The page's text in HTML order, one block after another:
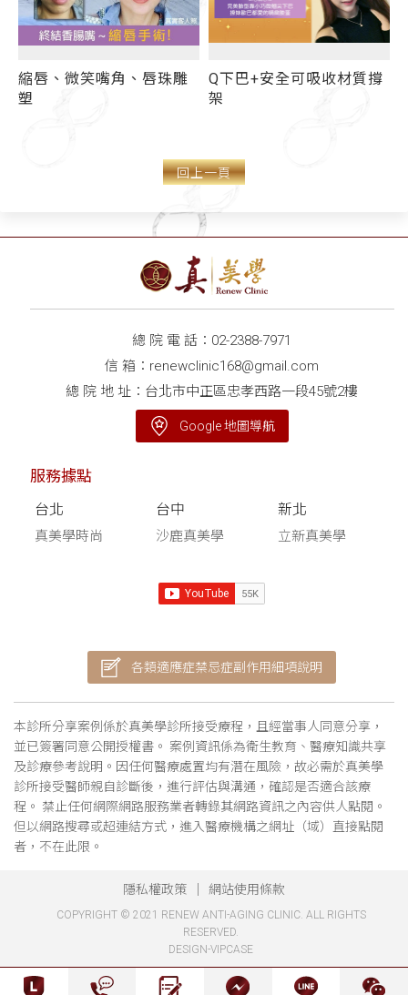
Q下巴+安全可吸收材質撐
架
玻尿酸補全臉飄塑膠
味？ 舒顏萃聚左旋乳酸
注射適用部位懶人包
回上一頁
總 院 電 話： 02-2388-7971
信 箱： renewclinic168@gmail.com
總 院 地 址：台北市中正區忠孝西路一段45號2樓
Google 地圖導航
服務據點
台北
真美學時尚
台中
沙鹿真美學
新北
立新真美學
各類適應症禁忌症副作用細項說明
本診所分享案例係於真美學診所接受療程，且經當事人同意分享，
並已簽署同意公開授權書。 案例資訊係為衛生教育、醫療知識共享
及診療參考說明。因任何醫療處置均有潛在風險，故必需於真美學
診所接受醫師親自診斷後，進行評估與溝通，確認是否適合該療
程。 禁止任何網際網路服務業者轉錄其網路資訊之內容供人點閱。
但以網路搜尋或超連結方式，進入醫療機構之網址（域）直接點閱
者，不在此限。
隱私權政策 網站使用條款
COPYRIGHT © 2021 RENEW ANTI-AGING CLINIC. ALL RIGHTS
RESERVED.
DESIGN-VIPCASE